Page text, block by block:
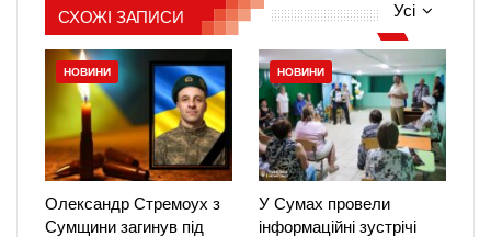
Усі
СХОЖІ ЗАПИСИ
НОВИНИ
Олександр Стремоух з
Сумщини загинув під
НОВИНИ
У Сумах провели
інформаційні зустрічі